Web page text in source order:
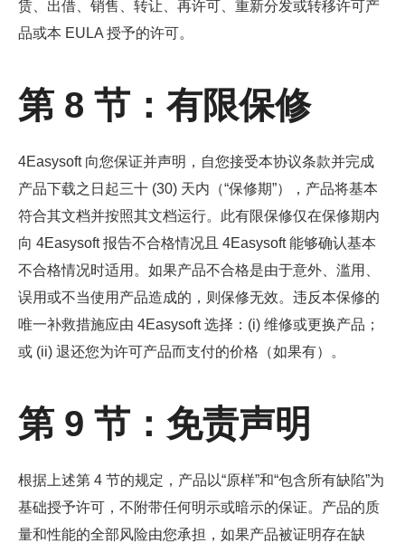
赁、出借、销售、转让、再许可、重新分发或转移许可产
品或本 EULA 授予的许可。
第 8 节：有限保修
4Easysoft 向您保证并声明，自您接受本协议条款并完成
产品下载之日起三十 (30) 天内（“保修期”），产品将基本
符合其文档并按照其文档运行。此有限保修仅在保修期内
向 4Easysoft 报告不合格情况且 4Easysoft 能够确认基本
不合格情况时适用。如果产品不合格是由于意外、滥用、
误用或不当使用产品造成的，则保修无效。违反本保修的
唯一补救措施应由 4Easysoft 选择：(i) 维修或更换产品；
或 (ii) 退还您为许可产品而支付的价格（如果有）。
第 9 节：免责声明
根据上述第 4 节的规定，产品以“原样”和“包含所有缺陷”为
基础授予许可，不附带任何明示或暗示的保证。产品的质
量和性能的全部风险由您承担，如果产品被证明存在缺